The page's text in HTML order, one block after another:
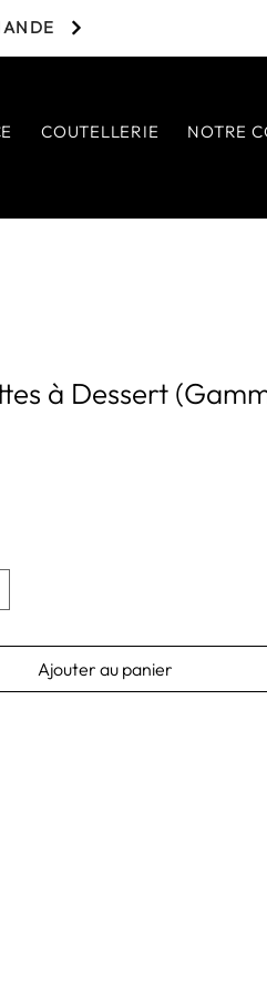
COUTELLERIE NOTRE
à Dessert
Ajouter au panier